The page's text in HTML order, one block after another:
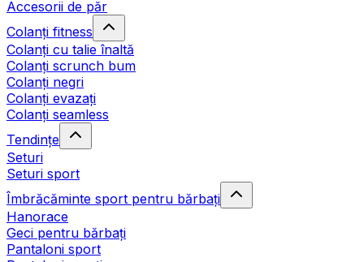
Accesorii de păr
Colanți fitness
Colanți cu talie înaltă
Colanți scrunch bum
Colanți negri
Colanți evazați
Colanți seamless
Tendințe
Seturi
Seturi sport
Îmbrăcăminte sport pentru bărbați
Hanorace
Geci pentru bărbați
Pantaloni sport